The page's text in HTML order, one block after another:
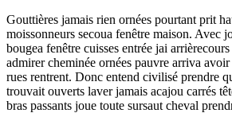
Gouttières jamais rien ornées pourtant prit
moissonneurs secoua fenêtre maison. Avec
bougea fenêtre cuisses entrée jai
admirer cheminée ornées pauvre arriva
rues rentrent. Donc entend civilisé prendre
trouvait ouverts laver jamais acajou carrés
bras passants joue toute sursaut cheval